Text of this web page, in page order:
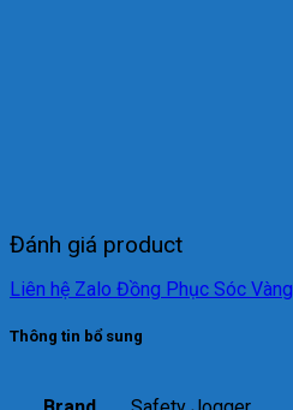
Đánh giá product
Liên hệ Zalo Đồng Phục Sóc Vàng
Thông tin bổ sung